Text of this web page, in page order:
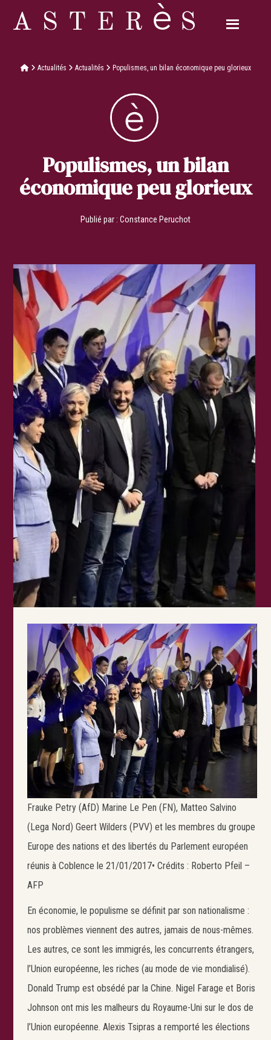
Actualités Actualités Populismes, un bilan économique peu glorieux
Populismes, un bilan
économique peu glorieux
Publié par : Constance Peruchot
Frauke Petry (AfD) Marine Le Pen (FN), Matteo Salvino
(Lega Nord) Geert Wilders (PVV) et les membres du groupe
Europe des nations et des libertés du Parlement européen
réunis à Coblence le 21/01/2017• Crédits : Roberto Pfeil –
AFP
En économie, le populisme se définit par son nationalisme :
nos problèmes viennent des autres, jamais de nous-mêmes.
Les autres, ce sont les immigrés, les concurrents étrangers,
l’Union européenne, les riches (au mode de vie mondialisé).
Donald Trump est obsédé par la Chine. Nigel Farage et Boris
Johnson ont mis les malheurs du Royaume-Uni sur le dos de
l’Union européenne. Alexis Tsipras a remporté les élections